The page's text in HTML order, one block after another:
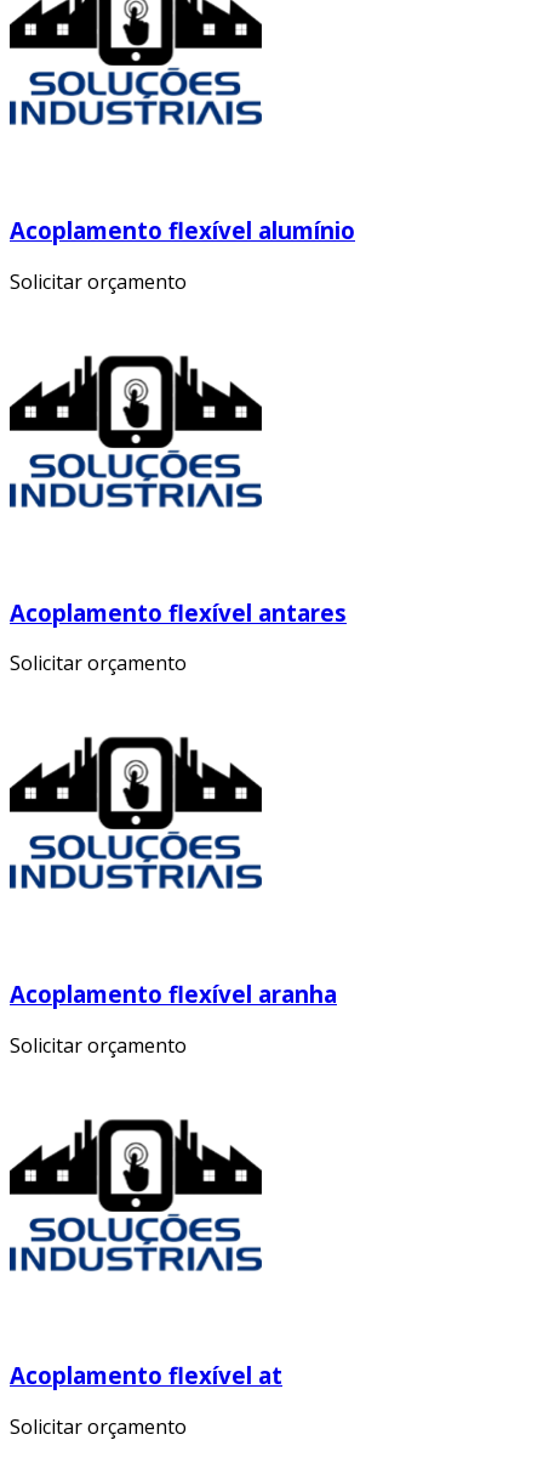
Acoplamento flexível alumínio
Solicitar orçamento
Acoplamento flexível antares
Solicitar orçamento
Acoplamento flexível aranha
Solicitar orçamento
Acoplamento flexível at
Solicitar orçamento